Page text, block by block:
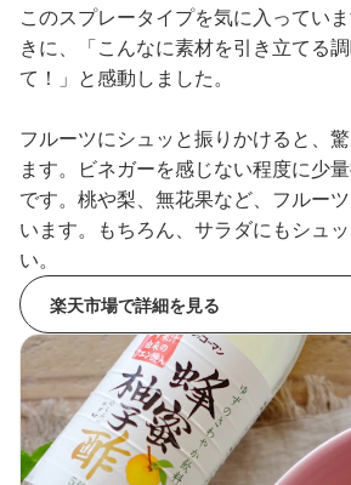
このスプレータイプを気に入ってい
きに、「こんなに素材を引き立てる
て！」と感動しました。
フルーツにシュッと振りかけると、
ます。ビネガーを感じない程度に少
です。桃や梨、無花果など、フルー
います。もちろん、サラダにもシュ
い。
楽天市場で詳細を見る